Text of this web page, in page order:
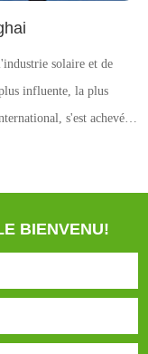
solaire et de
influente, la plus
s'est achevée
de Shanghai.
BIENVENU!